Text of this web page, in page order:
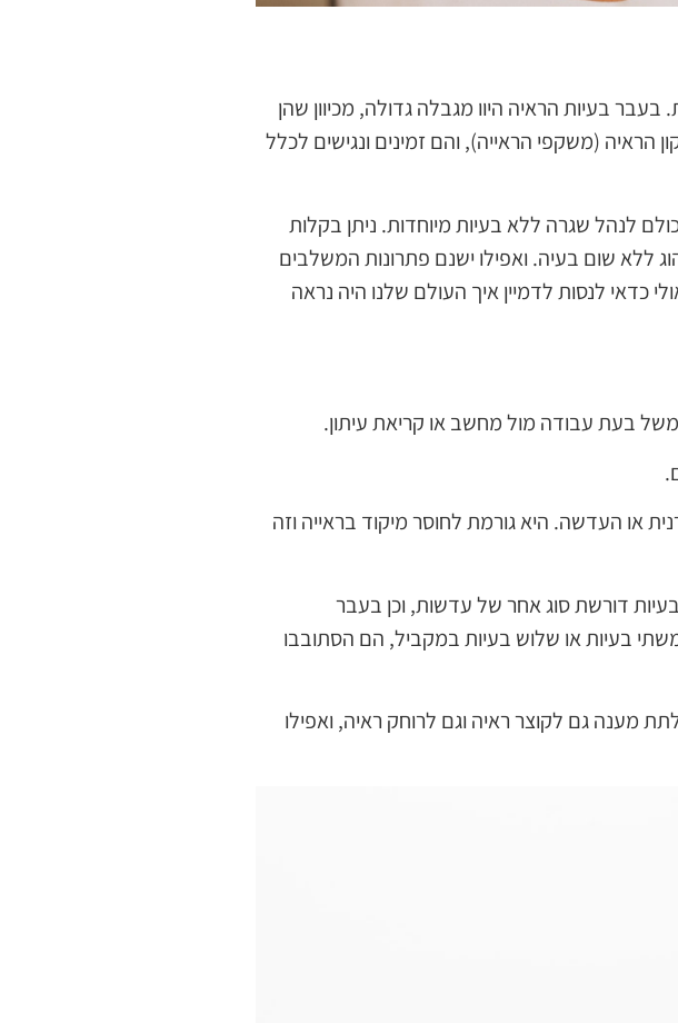
בעבר בעיות הראיה היוו מגבלה גדולה, מכיוון שהן
הראיה (משקפי הראייה), והם זמינים ונגישים לכלל
לנהל שגרה ללא בעיות מיוחדות. ניתן בקלות
ללא שום בעיה. ואפילו ישנם פתרונות המשלבים
לנסות לדמיין איך העולם שלנו היה נראה
בעת עבודה מול מחשב או קריאת עיתון.
או העדשה. היא גורמת לחוסר מיקוד בראייה וזה
דורשת סוג אחר של עדשות, וכן בעבר
בעיות או שלוש בעיות במקביל, הם הסתובבו
מענה גם לקוצר ראיה וגם לרוחק ראיה, ואפילו